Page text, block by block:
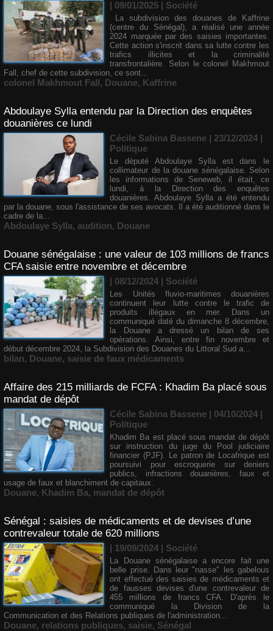
| 09/01/2025 | Société
La subdivision des douanes de Kaffrine
(centre du Sénégal), a réalisé une année
2024 marquée par des saisies importantes.
Cette action s'inscrit dans sa lutte contre les
trafics illicites et la criminalité
transfrontalière. Selon le colonel Makhmout
Fall, chef de cette subdivision, ce sont...
colonel Makhmout Fall, Douane, Kaffrine
Abdoulaye Sylla entendu par la Direction des enquêtes
douanières ce lundi
Cécile Sabina Bassene | 23/12/2024 |
Politique
Le député Abdoulaye Sylla est dans le
collimateur de la douane sénégalaise. Selon
les informations de Seneweb, il était, ce
lundi, à la Direction des enquêtes
douanières. Abdoulaye Sylla a été entendu
par la douane, sous l'assistance de ses avocats. Il a été auditionné dans le
cadre de la...
Abdoulaye Sylla, audition, Douane
Douane sénégalaise : une valeur de 103 millions de francs
CFA saisie entre novembre et décembre
| 08/12/2024 | Société
Les Unités fluvio-maritimes douanières
continuent leur lutte contre le trafic de
produits illégaux en mer. Dans un
communiqué daté du dimanche 8 décembre,
la Douane a dressé un bilan de ses
opérations. Ainsi, entre fin novembre et
début décembre 2024, la Subdivision des Douanes du Littoral Sud a...
bilan, Douane, saisie de faux médicaments
Affaire des 215 milliards de FCFA : Khadim Ba placé sous
mandat de dépôt
Cécile Sabina Bassene | 04/10/2024 |
Politique
Khadim Ba est placé sous mandat de dépôt
sur instruction du juge du Pool judiciaire
financier (PJF). Le patron de Locafrique est
poursuivi pour escroquerie sur deniers
publics, infractions douanières, faux et
usage de faux et blanchiment de capitaux.
Douane, Khadim Ba, mandat de dépôt
Sénégal : saisies de médicaments et de devises d’une
contrevaleur totale de 620 millions
| 19/09/2024 | Société
La Douane sénégalaise a encore fait une
belle prise. Dans leur "nasse" les gabelous
ont effectué des saisies de médicaments et
de fausses devises d'une contrevaleur de
455 millions de francs CFA. D'après le
communiqué la Division de la
Communication et des Relations publiques de l'administration...
Douane, relations publiques, saisie, Sénégal